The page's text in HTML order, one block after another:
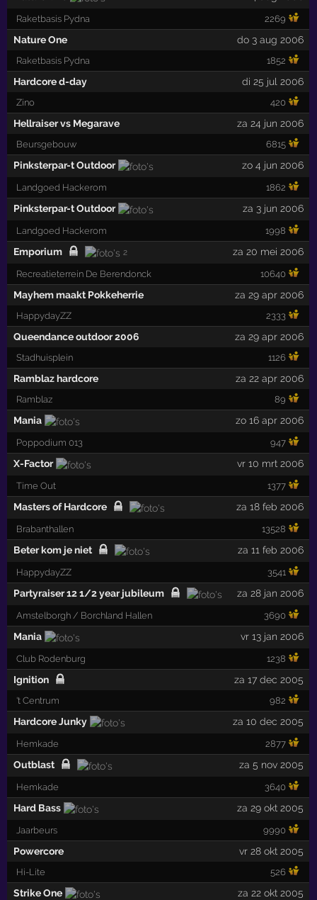
Raketbasis Pydna 2269
Nature One do 3 aug 2006
Raketbasis Pydna 1852
Hardcore d-day di 25 jul 2006
Zino 420
Hellraiser vs Megarave za 24 jun 2006
Beursgebouw 6815
Pinksterpar-t Outdoor zo 4 jun 2006
Landgoed Hackerom 1862
Pinksterpar-t Outdoor za 3 jun 2006
Landgoed Hackerom 1998
Emporium 2 za 20 mei 2006
Recreatieterrein De Berendonck 10640
Mayhem maakt Pokkeherrie za 29 apr 2006
HappydayZZ 2333
Queendance outdoor 2006 za 29 apr 2006
Stadhuisplein 1126
Ramblaz hardcore za 22 apr 2006
Ramblaz 89
Mania zo 16 apr 2006
Poppodium 013 947
X-Factor vr 10 mrt 2006
Time Out 1377
Masters of Hardcore za 18 feb 2006
Brabanthallen 13528
Beter kom je niet za 11 feb 2006
HappydayZZ 3541
Partyraiser 12 1/2 year jubileum za 28 jan 2006
Amstelborgh / Borchland Hallen 3690
Mania vr 13 jan 2006
Club Rodenburg 1238
Ignition za 17 dec 2005
't Centrum 982
Hardcore Junky za 10 dec 2005
Hemkade 2877
Outblast za 5 nov 2005
Hemkade 3640
Hard Bass za 29 okt 2005
Jaarbeurs 9990
Powercore vr 28 okt 2005
Hi-Lite 526
Strike One za 22 okt 2005